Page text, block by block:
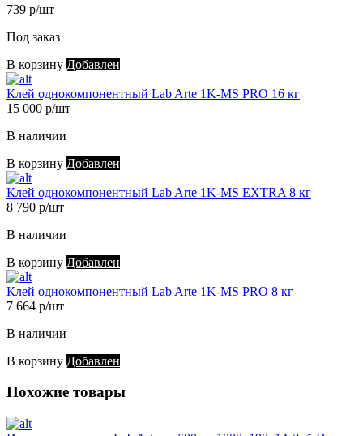
739 р/шт
Под заказ
В корзину Добавлен
Клей однокомпонентный Lab Arte 1K-MS PRO 16 кг
15 000 р/шт
В наличии
В корзину Добавлен
Клей однокомпонентный Lab Arte 1K-MS EXTRA 8 кг
8 790 р/шт
В наличии
В корзину Добавлен
Клей однокомпонентный Lab Arte 1K-MS PRO 8 кг
7 664 р/шт
В наличии
В корзину Добавлен
Похожие товары